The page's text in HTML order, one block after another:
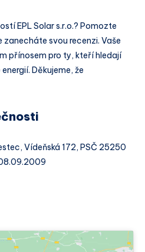
EPL Solar s.r.o.? Pomozte
svou recenzi. Vaše
přínosem pro ty, kteří hledají
Děkujeme, že
Vídeňská 172, PSČ 25250